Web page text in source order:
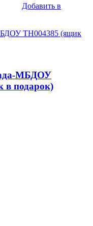
Добавить в
МБДОУ
в подарок)